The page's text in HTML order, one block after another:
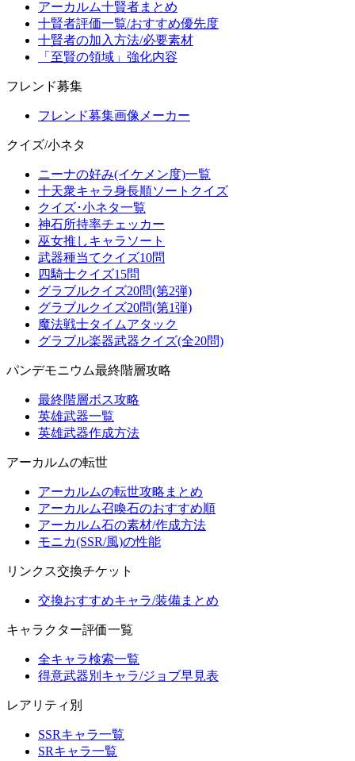
アーカルム十賢者まとめ
十賢者評価一覧/おすすめ優先度
十賢者の加入方法/必要素材
「至賢の領域」強化内容
フレンド募集
フレンド募集画像メーカー
クイズ/小ネタ
ニーナの好み(イケメン度)一覧
十天衆キャラ身長順ソートクイズ
クイズ･小ネタ一覧
神石所持率チェッカー
巫女推しキャラソート
武器種当てクイズ10問
四騎士クイズ15問
グラブルクイズ20問(第2弾)
グラブルクイズ20問(第1弾)
魔法戦士タイムアタック
グラブル楽器武器クイズ(全20問)
パンデモニウム最終階層攻略
最終階層ボス攻略
英雄武器一覧
英雄武器作成方法
アーカルムの転世
アーカルムの転世攻略まとめ
アーカルム召喚石のおすすめ順
アーカルム石の素材/作成方法
モニカ(SSR/風)の性能
リンクス交換チケット
交換おすすめキャラ/装備まとめ
キャラクター評価一覧
全キャラ検索一覧
得意武器別キャラ/ジョブ早見表
レアリティ別
SSRキャラ一覧
SRキャラ一覧